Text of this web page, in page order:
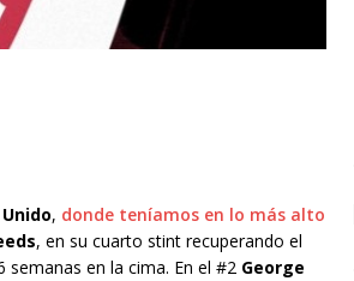
, donde teníamos en lo más alto
, en su cuarto stint recuperando el
semanas en la cima. En el #2 George